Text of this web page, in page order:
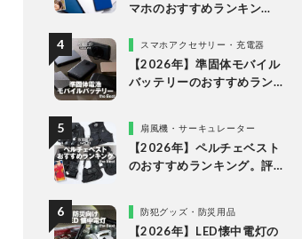
マホのおすすめランキン
を比較
スマホアクセサリー・充電器
【2026年】準固体モバイル
バッテリーのおすすめラン
扇風機・サーキュレーター
【2026年】ペルチェベスト
のおすすめランキング。評
防犯グッズ・防災用品
【2026年】LED懐中電灯の